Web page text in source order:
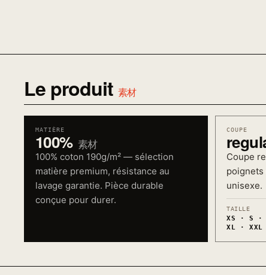
Le produit 素材
MATIÈRE
100% 素材
100% coton 190g/m² — sélection
matière premium, résistance au
lavage garantie. Pièce durable
conçue pour durer.
COUPE
Coupe
poignets
unisexe.
TAILLE
XS · S ·
XL · XXL